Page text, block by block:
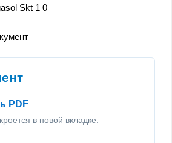
Skt 1 0
PDF
в новой вкладке.